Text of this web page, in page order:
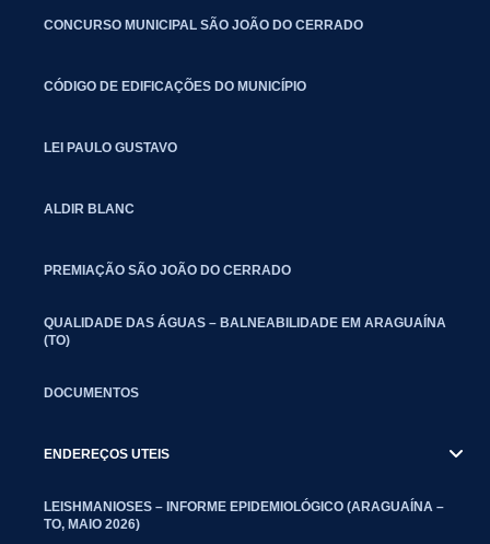
CONCURSO MUNICIPAL SÃO JOÃO DO CERRADO
CÓDIGO DE EDIFICAÇÕES DO MUNICÍPIO
LEI PAULO GUSTAVO
ALDIR BLANC
PREMIAÇÃO SÃO JOÃO DO CERRADO
QUALIDADE DAS ÁGUAS – BALNEABILIDADE EM ARAGUAÍNA
(TO)
DOCUMENTOS
ENDEREÇOS UTEIS
LEISHMANIOSES – INFORME EPIDEMIOLÓGICO (ARAGUAÍNA –
TO, MAIO 2026)